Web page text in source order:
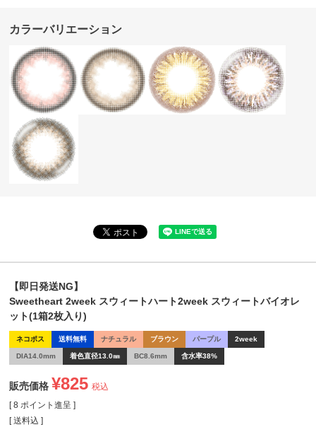
カラーバリエーション
【即日発送NG】
Sweetheart 2week スウィートハート2week スウィートバイオレ
ット(1箱2枚入り)
ネコポス 送料無料 ナチュラル ブラウン パープル 2week
DIA14.0mm 着色直径13.0㎜ BC8.6mm 含水率38%
販売価格 ¥825 税込
[ 8 ポイント進呈 ]
送料込